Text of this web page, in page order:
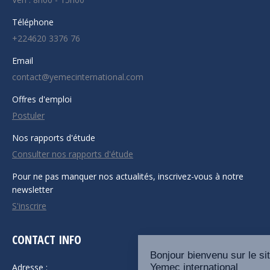
Téléphone
+224620 3376 76
Email
contact@yemecinternational.com
Offres d'emploi
Postuler
Nos rapports d'étude
Consulter nos rapports d'étude
Pour ne pas manquer nos actualités, inscrivez-vous à notre
newsletter
S'inscrire
CONTACT INFO
Adresse :